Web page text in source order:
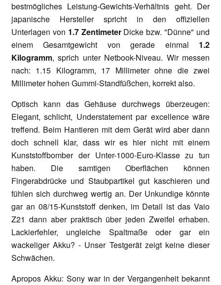
bestmögliches Leistung-Gewichts-Verhältnis geht. Der
japanische Hersteller spricht in den offiziellen
Unterlagen von 1.7 Zentimeter Dicke bzw. "Dünne" und
einem Gesamtgewicht von gerade einmal 1.2
Kilogramm, sprich unter Netbook-Niveau. Wir messen
nach: 1.15 Kilogramm, 17 Millimeter ohne die zwei
Millimeter hohen Gummi-Standfüßchen, korrekt also.
Optisch kann das Gehäuse durchwegs überzeugen:
Elegant, schlicht, Understatement par excellence wäre
treffend. Beim Hantieren mit dem Gerät wird aber dann
doch schnell klar, dass wir es hier nicht mit einem
Kunststoffbomber der Unter-1000-Euro-Klasse zu tun
haben. Die samtigen Oberflächen können
Fingerabdrücke und Staubpartikel gut kaschieren und
fühlen sich durchweg wertig an. Der Unkundige könnte
gar an 08/15-Kunststoff denken, im Detail ist das Vaio
Z21 dann aber praktisch über jeden Zweifel erhaben.
Lackierfehler, ungleiche Spaltmaße oder gar ein
wackeliger Akku? - Unser Testgerät zeigt keine dieser
Schwächen.
Apropos Akku: Sony war in der Vergangenheit bekannt